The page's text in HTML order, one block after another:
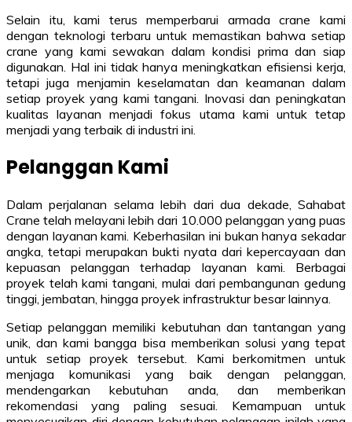
Selain itu, kami terus memperbarui armada crane kami
dengan teknologi terbaru untuk memastikan bahwa setiap
crane yang kami sewakan dalam kondisi prima dan siap
digunakan. Hal ini tidak hanya meningkatkan efisiensi kerja,
tetapi juga menjamin keselamatan dan keamanan dalam
setiap proyek yang kami tangani. Inovasi dan peningkatan
kualitas layanan menjadi fokus utama kami untuk tetap
menjadi yang terbaik di industri ini.
Pelanggan Kami
Dalam perjalanan selama lebih dari dua dekade, Sahabat
Crane telah melayani lebih dari 10.000 pelanggan yang puas
dengan layanan kami. Keberhasilan ini bukan hanya sekadar
angka, tetapi merupakan bukti nyata dari kepercayaan dan
kepuasan pelanggan terhadap layanan kami. Berbagai
proyek telah kami tangani, mulai dari pembangunan gedung
tinggi, jembatan, hingga proyek infrastruktur besar lainnya.
Setiap pelanggan memiliki kebutuhan dan tantangan yang
unik, dan kami bangga bisa memberikan solusi yang tepat
untuk setiap proyek tersebut. Kami berkomitmen untuk
menjaga komunikasi yang baik dengan pelanggan,
mendengarkan kebutuhan anda, dan memberikan
rekomendasi yang paling sesuai. Kemampuan untuk